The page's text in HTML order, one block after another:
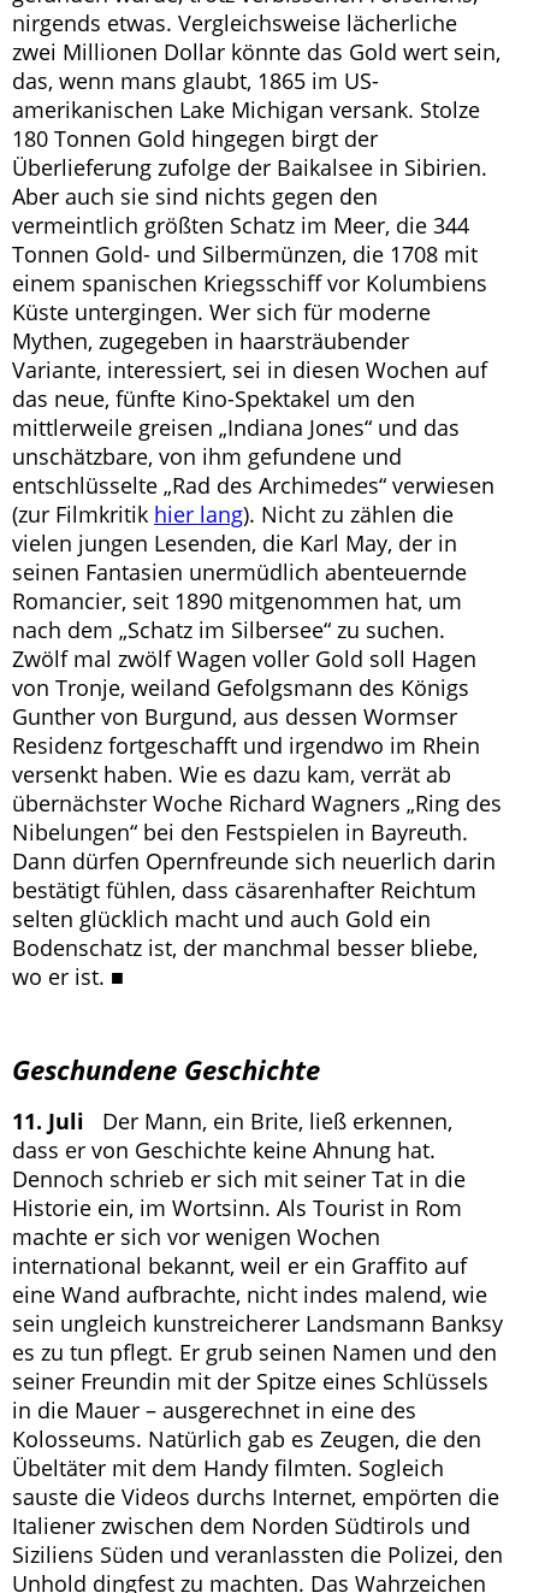
nirgends etwas. Vergleichsweise lächerliche
zwei Millionen Dollar könnte das Gold wert sein,
das, wenn mans glaubt, 1865 im US-
amerikanischen Lake Michigan versank. Stolze
180 Tonnen Gold hingegen birgt der
Überlieferung zufolge der Baikalsee in Sibirien.
Aber auch sie sind nichts gegen den
vermeintlich größten Schatz im Meer, die 344
Tonnen Gold- und Silbermünzen, die 1708 mit
einem spanischen Kriegsschiff vor Kolumbiens
Küste untergingen. Wer sich für moderne
Mythen, zugegeben in haarsträubender
Variante, interessiert, sei in diesen Wochen auf
das neue, fünfte Kino-Spektakel um den
mittlerweile greisen „Indiana Jones“ und das
unschätzbare, von ihm gefundene und
entschlüsselte „Rad des Archimedes“ verwiesen
(zur Filmkritik hier lang). Nicht zu zählen die
vielen jungen Lesenden, die Karl May, der in
seinen Fantasien unermüdlich abenteuernde
Romancier, seit 1890 mitgenommen hat, um
nach dem „Schatz im Silbersee“ zu suchen.
Zwölf mal zwölf Wagen voller Gold soll Hagen
von Tronje, weiland Gefolgsmann des Königs
Gunther von Burgund, aus dessen Wormser
Residenz fortgeschafft und irgendwo im Rhein
versenkt haben. Wie es dazu kam, verrät ab
übernächster Woche Richard Wagners „Ring des
Nibelungen“ bei den Festspielen in Bayreuth.
Dann dürfen Opernfreunde sich neuerlich darin
bestätigt fühlen, dass cäsarenhafter Reichtum
selten glücklich macht und auch Gold ein
Bodenschatz ist, der manchmal besser bliebe,
wo er ist. ■
Geschundene Geschichte
11. Juli Der Mann, ein Brite, ließ erkennen,
dass er von Geschichte keine Ahnung hat.
Dennoch schrieb er sich mit seiner Tat in die
Historie ein, im Wortsinn. Als Tourist in Rom
machte er sich vor wenigen Wochen
international bekannt, weil er ein Graffito auf
eine Wand aufbrachte, nicht indes malend, wie
sein ungleich kunstreicherer Landsmann Banksy
es zu tun pflegt. Er grub seinen Namen und den
seiner Freundin mit der Spitze eines Schlüssels
in die Mauer – ausgerechnet in eine des
Kolosseums. Natürlich gab es Zeugen, die den
Übeltäter mit dem Handy filmten. Sogleich
sauste die Videos durchs Internet, empörten die
Italiener zwischen dem Norden Südtirols und
Siziliens Süden und veranlassten die Polizei, den
Unhold dingfest zu machten. Das Wahrzeichen